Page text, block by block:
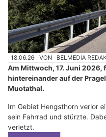
18.06.26 VON BELMEDIA
Am Mittwoch, 17. Juni 2026,
hintereinander auf der
Muotathal.
Im Gebiet Hengsthorn verlor
sein Fahrrad und stürzte.
verletzt.